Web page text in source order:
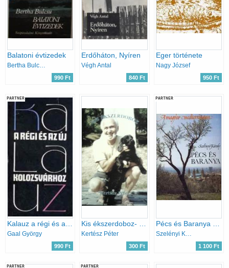
Balatoni évtizedek
Bertha Bulcsu
990 Ft
Erdőháton, Nyíren
Végh Antal
840 Ft
Eger története
Nagy József
950 Ft
PARTNER
Gaal György
990 Ft
Kertész Péter
300 Ft
PARTNER
1 100 Ft
PARTNER PARTNER